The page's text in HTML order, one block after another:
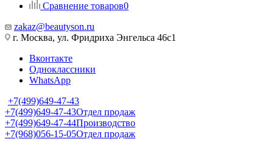
Сравнение товаров0
zakaz@beautyson.ru
г. Москва, ул. Фридриха Энгельса 46с1
Вконтакте
Одноклассники
WhatsApp
+7(499)649-47-43
+7(499)649-47-43Отдел продаж
+7(499)649-47-44Производство
+7(968)056-15-05Отдел продаж